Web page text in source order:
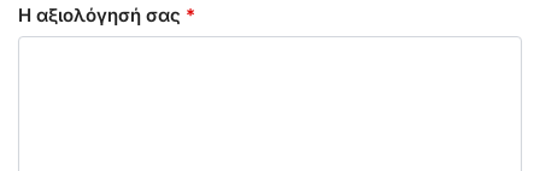
Η αξιολόγησή σας *